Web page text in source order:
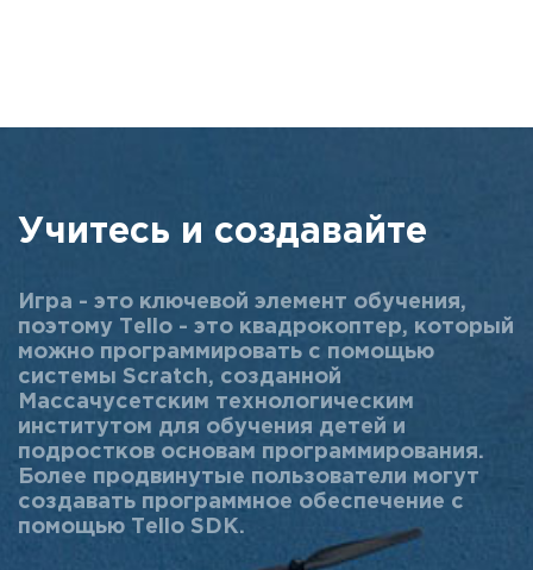
Учитесь и создавайте
Игра - это ключевой элемент обучения,
поэтому Tello - это квадрокоптер, который
можно программировать с помощью
системы Scratch, созданной
Массачусетским технологическим
институтом для обучения детей и
подростков основам программирования.
Более продвинутые пользователи могут
создавать программное обеспечение с
помощью Tello SDK.